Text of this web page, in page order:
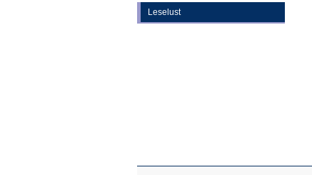
Leselust